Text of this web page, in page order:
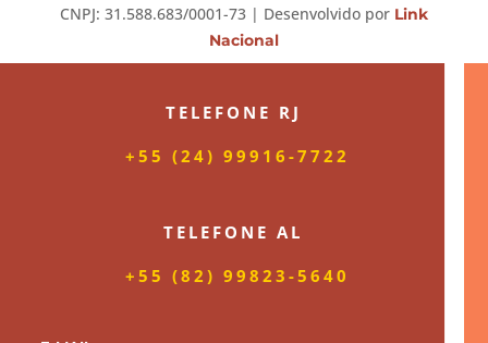
CNPJ: 31.588.683/0001-73 | Desenvolvido por Link
Nacional
TELEFONE RJ
+55 (24) 99916-7722
TELEFONE AL
+55 (82) 99823-5640